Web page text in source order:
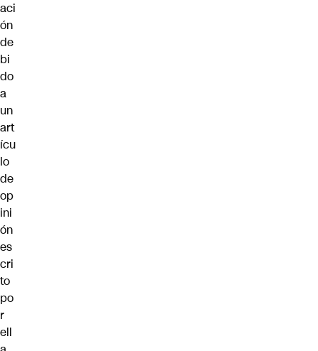
aci
ón
de
bi
do
a
un
art
ícu
lo
de
op
ini
ón
es
cri
to
po
r
ell